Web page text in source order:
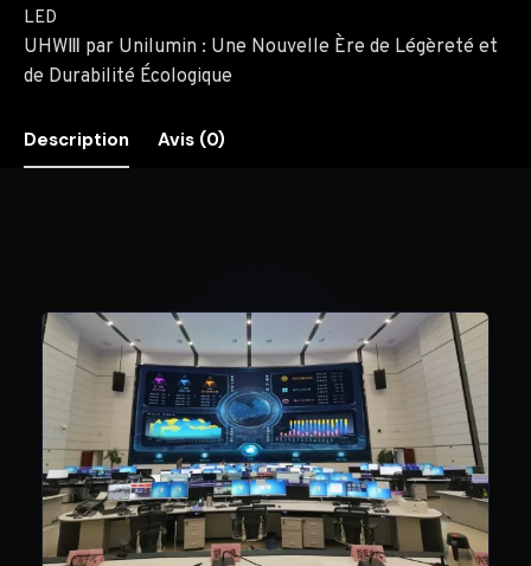
LED
UHWⅢ par Unilumin : Une Nouvelle Ère de Légèreté et
de Durabilité Écologique
Description Avis (0)